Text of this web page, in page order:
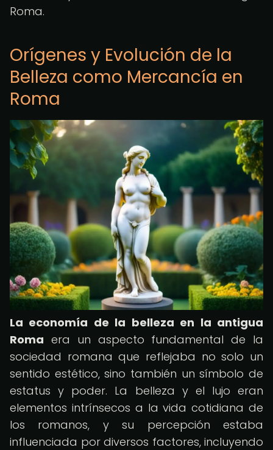
Roma.
Orígenes y Evolución de la
Belleza como Mercancía en
Roma
La economía de la belleza en la antigua
Roma era un aspecto fundamental de la
sociedad romana que reflejaba no solo un
sentido estético, sino también un símbolo de
estatus y poder. La belleza y el lujo eran
elementos intrínsecos a la vida cotidiana de
los romanos, y su percepción estaba
influenciada por diversos factores, incluyendo